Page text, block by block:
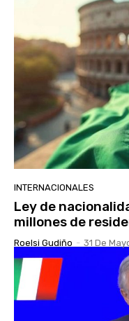
INTERNACIONALES
Ley de
millones de
Roelsi Gudiño - 31 De